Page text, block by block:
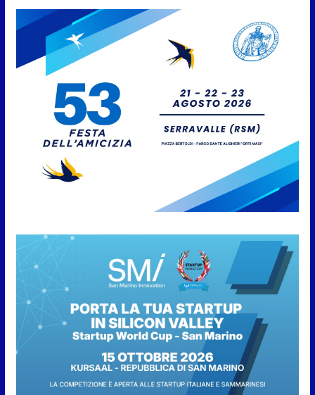
Femminile: quattro Primavera
aggregate alla Prima Squadra
8 Agosto 2026
Live” una serata di
divertimento, arte, buona
cucina e solidarietà, a Faetano.
Con la firma e la regia di